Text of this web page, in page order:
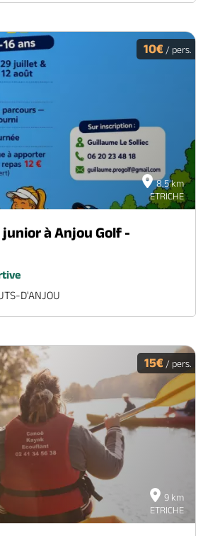
8.5 km
ETRICHE
10€/ pers.
à Anjou Golf -
D'ANJOU
9 km
ETRICHE
15€ / pers.